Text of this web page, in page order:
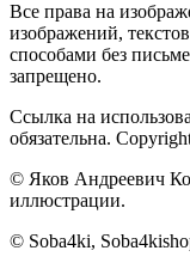
Все права на
изображений,
способами без
запрещено.
Ссылка на
обязательна.
© Яков Андреевич
иллюстрации.
© Soba4ki,